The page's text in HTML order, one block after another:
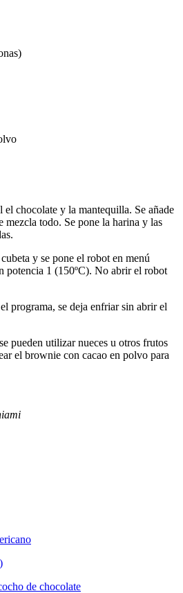
el chocolate y la mantequilla. Se añade
mezcla todo. Se pone la harina y las
y se pone el robot en menú
potencia 1 (150ºC). No abrir el robot
programa, se deja enfriar sin abrir el
pueden utilizar nueces u otros frutos
el brownie con cacao en polvo para